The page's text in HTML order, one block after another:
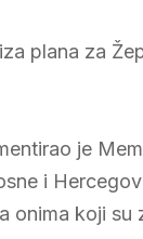
plana za
je
i
onima koji